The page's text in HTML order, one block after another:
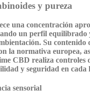
y pureza
una concentración
un perfil equilibrado
Su contenido
la normativa europea,
CBD realiza controles
y seguridad en cada
sensorial